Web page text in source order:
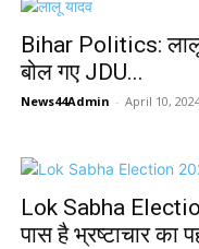
Bihar Politics: लालू
बोल गए JDU...
News44Admin - April 10,
Lok Sabha
पास है भ्रष्टाचार का